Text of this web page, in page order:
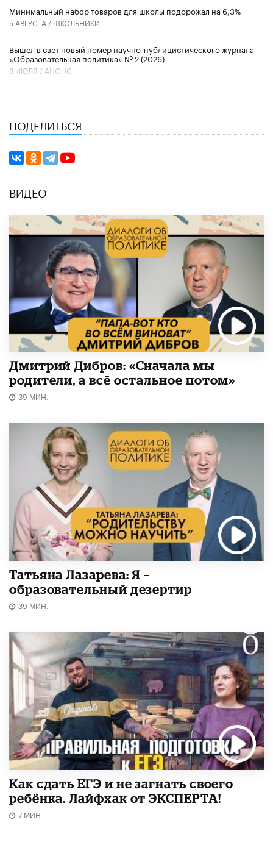
Минимальный набор товаров для школы подорожал на 6,3%
5 АВГУСТА / ШКОЛЬНИКИ
Вышел в свет новый номер научно-публицистического журнала
«Образовательная политика» № 2 (2026)
3 ИЮЛЯ / АНОНС
ПОДЕЛИТЬСЯ
ВИДЕО
Дмитрий Дибров: «Сначала мы
родители, а всё остальное потом»
39 МИН.
Татьяна Лазарева: Я –
образовательный дезертир
39 МИН.
​Как сдать ЕГЭ и не загнать своего
ребёнка. Лайфхак от ЭКСПЕРТА!
7 МИН.